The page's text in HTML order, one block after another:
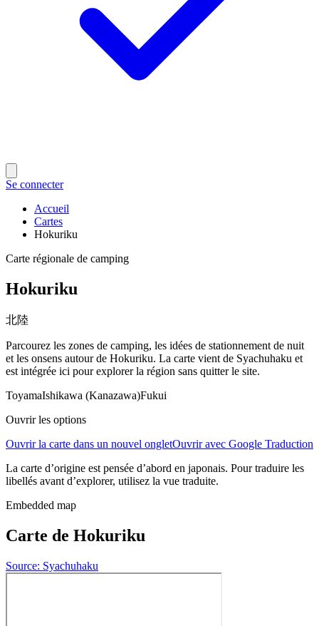
Se connecter
Accueil
Cartes
Hokuriku
Carte régionale de camping
Hokuriku
北陸
Parcourez les zones de camping, les idées de stationnement de nuit
et les onsens autour de Hokuriku. La carte vient de Syachuhaku et
est intégrée ici pour explorer la région sans quitter le site.
ToyamaIshikawa (Kanazawa)Fukui
Ouvrir les options
Ouvrir la carte dans un nouvel ongletOuvrir avec Google Traduction
La carte d’origine est pensée d’abord en japonais. Pour traduire les
libellés avant d’explorer, utilisez la vue traduite.
Embedded map
Carte de Hokuriku
Source: Syachuhaku